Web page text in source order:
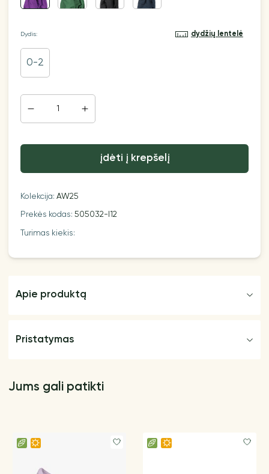
Dydis: dydžių lentelė
0-2
įdėti į krepšelį
Kolekcija:AW25
Prekės kodas:505032-I12
Turimas kiekis:
Apie produktą
Pristatymas
Jums gali patikti